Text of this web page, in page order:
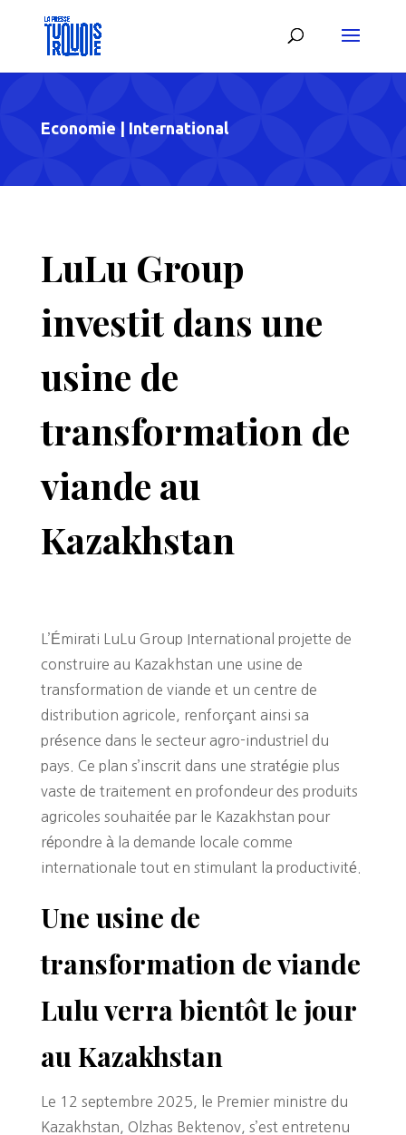
Economie International
LuLu Group
investit dans une
usine de
transformation de
viande au
Kazakhstan
L’Émirati LuLu Group International projette de
construire au Kazakhstan une usine de
transformation de viande et un centre de
distribution agricole, renforçant ainsi sa
présence dans le secteur agro-industriel du
pays. Ce plan s’inscrit dans une stratégie plus
vaste de traitement en profondeur des produits
agricoles souhaitée par le Kazakhstan pour
répondre à la demande locale comme
internationale tout en stimulant la productivité.
Une usine de
transformation de viande
Lulu verra bientôt le jour
au Kazakhstan
Le 12 septembre 2025, le Premier ministre du
Kazakhstan, Olzhas Bektenov, s’est entretenu